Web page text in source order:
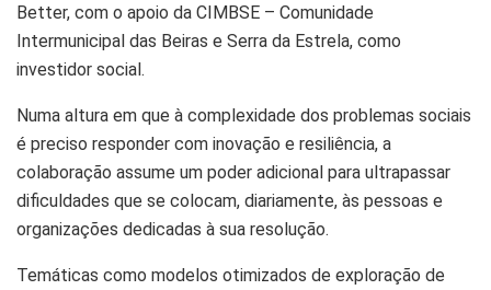
Better, com o apoio da CIMBSE – Comunidade
Intermunicipal das Beiras e Serra da Estrela, como
investidor social.
Numa altura em que à complexidade dos problemas sociais
é preciso responder com inovação e resiliência, a
colaboração assume um poder adicional para ultrapassar
dificuldades que se colocam, diariamente, às pessoas e
organizações dedicadas à sua resolução.
Temáticas como modelos otimizados de exploração de